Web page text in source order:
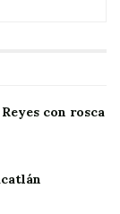
rosca ycon rosca